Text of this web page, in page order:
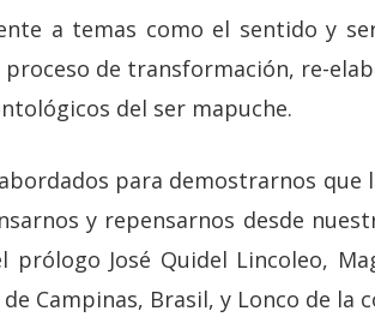
a temas como el sentido y ser
de transformación, re-
del ser mapuche.
para demostrarnos
y repensarnos desde
prólogo José Quidel Lincoleo,
Campinas, Brasil, y Lonco de la